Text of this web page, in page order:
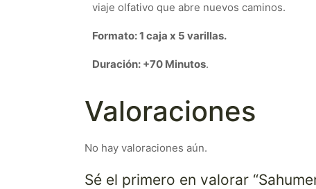
viaje olfativo que abre nuevos caminos.
Formato: 1 caja x 5 varillas.
Duración: +70 Minutos.
Valoraciones
No hay valoraciones aún.
Sé el primero en valorar